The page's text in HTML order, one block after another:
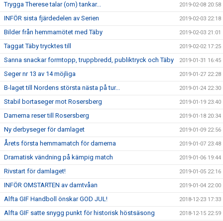
Trygga Therese talar (om) tankar... 2019-02-08 20:58
INFÖR sista fjärdedelen av Serien 2019-02-03 22:18
Bilder från hemmamötet med Täby 2019-02-03 21:01
Taggat Täby trycktes till 2019-02-02 17:25
Sanna snackar formtopp, truppbredd, publiktryck och Täby 2019-01-31 16:45
Seger nr 13 av 14 möjliga 2019-01-27 22:28
B-laget till Nordens största nästa på tur... 2019-01-24 22:30
Stabil bortaseger mot Rosersberg 2019-01-19 23:40
Damerna reser till Rosersberg 2019-01-18 20:34
Ny derbyseger för damlaget 2019-01-09 22:56
Årets första hemmamatch för damerna 2019-01-07 23:48
Dramatisk vändning på kämpig match 2019-01-06 19:44
Rivstart för damlaget! 2019-01-05 22:16
INFÖR OMSTARTEN av damtvåan 2019-01-04 22:00
Alfta GIF Handboll önskar GOD JUL! 2018-12-23 17:33
Alfta GIF satte snygg punkt för historisk höstsäsong 2018-12-15 22:59